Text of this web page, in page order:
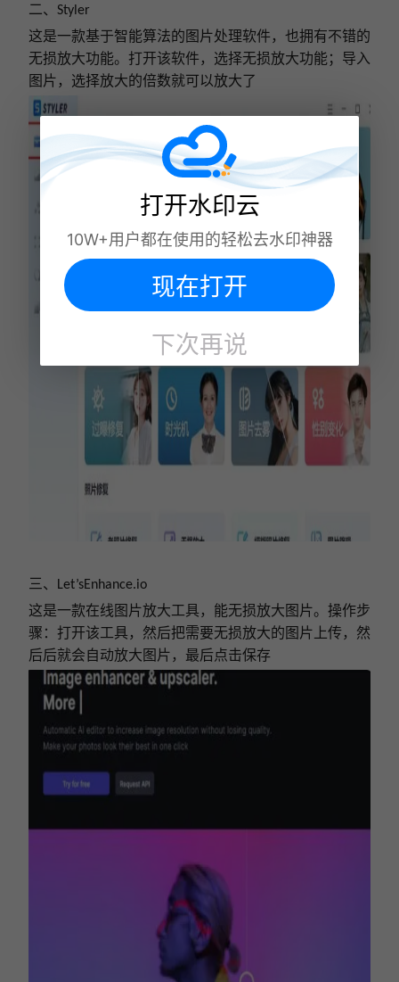
二、 Styler
这是一款基于智能算法的图片处理软件，也拥有不错的
无损放大功能。打开该软件，选择无损放大功能 ；导入
图片 ，选择放大的倍数就可以放大了
三、 Let’sEnhance.io
这是一款在线图片放大工具，能无损放大图片。操作步
骤：打开该工具，然后把需要无损放大的图片 上传， 然
后后就会自动放大图片，最后点击保存
打开水印云
10W+用户都在使用的轻松去水印神器
现在打开
下次再说